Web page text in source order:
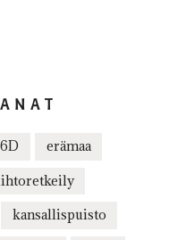
erämaa
kansallispuisto